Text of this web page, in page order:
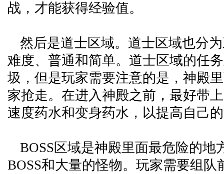
战，才能获得经验值。
然后是道士区域。道士区域也分
难度、普通和简单。道士区域的任
圾，但是玩家需要注意的是，神殿
家抢走。在进入神殿之前，最好带
速度药水和变身药水，以提高自己
BOSS区域是神殿里面最危险的地
BOSS和大量的怪物。玩家需要组队